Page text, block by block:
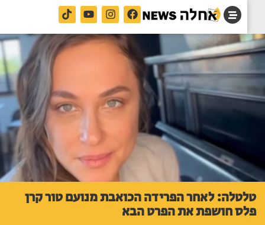
לאחר הפרידה הכואבת מנועם טור קרן
חושפת את הפרט הבא